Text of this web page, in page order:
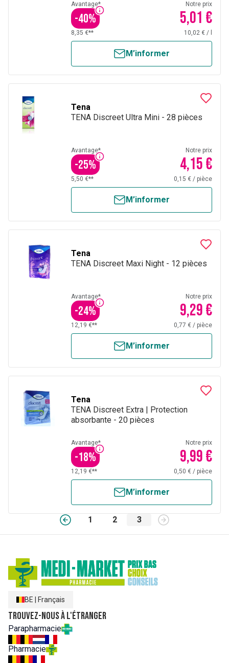
Avantage*
-40%
Notre prix
5,01 €
8,35 €** 10,02 € /
M’informer
Tena
TENA Discreet Ultra Mini - 28 pièces
Avantage*
-25%
Notre prix
4,15 €
5,50 €** 0,15 € / pièce
M’informer
Tena
TENA Discreet Maxi Night - 12 pièces
Avantage*
-24%
Notre prix
9,29 €
12,19 €** 0,77 € / pièce
M’informer
Tena
TENA Discreet Extra | Protection
absorbante - 20 pièces
Avantage*
-18%
Notre prix
9,99 €
12,19 €** 0,50 € / pièce
M’informer
1 2 3
BE Français
Trouvez-nous à l'étranger
Parapharmacie
Pharmacie